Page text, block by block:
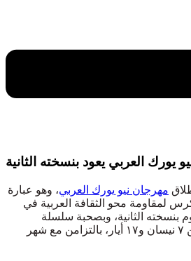
يورك العربي يعود بنسخته الثانية
مهرجان نيو يورك العربي، وهو عبارة
لمقاومة محو الثقافة العربية في
بنسخته الثانية، وبصحبة سلسلة
فعاليات وأداءات ممتدة بين ٧ نيسان و١٧ أيار، بالتزامن مع شهر